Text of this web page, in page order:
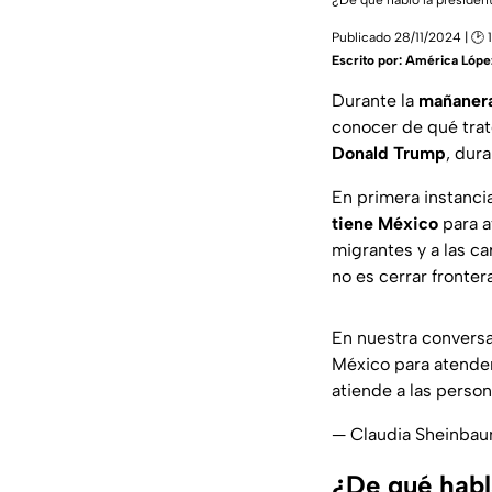
Publicado 28/11/2024 | 🕑
Escrito por: América
Durante la
conocer de qué
Donald Trump,
En primera
tiene México para
migrantes y a las
no es cerrar
En nuestra
México para
atiende a las
— Claudia
¿De qué